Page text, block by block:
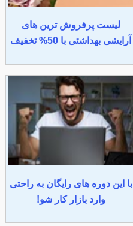
لیست پرفروش ترین های
آرایشی بهداشتی با 50% تخفیف
با این دوره های رایگان به راحتی
وارد بازار کار شو!